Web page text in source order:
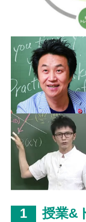
1 授業&